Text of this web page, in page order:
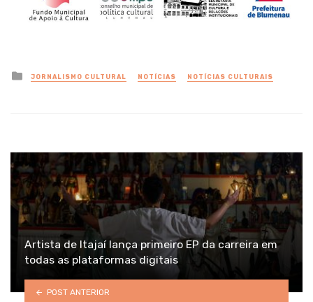
Posted
in
JORNALISMO CULTURAL NOTÍCIAS NOTÍCIAS CULTURAIS
Artista de Itajaí lança primeiro EP da carreira em
todas as plataformas digitais
POST ANTERIOR